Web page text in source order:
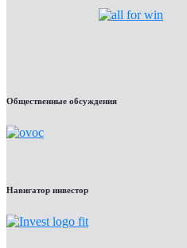
Общественные обсуждения
Навигатор инвестор